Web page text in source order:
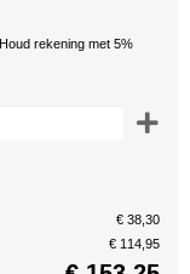
rekening met 5%
€ 38,30
€ 114,95